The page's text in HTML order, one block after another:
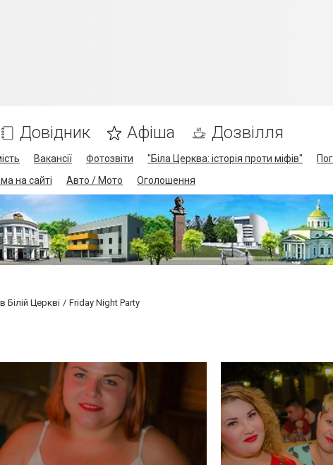
Довідник Афіша Дозвілля
Вакансії Фотозвіти "Біла Церква: історія проти міфів"
на сайті Авто / Мото Оголошення
Церкві Friday Night Party